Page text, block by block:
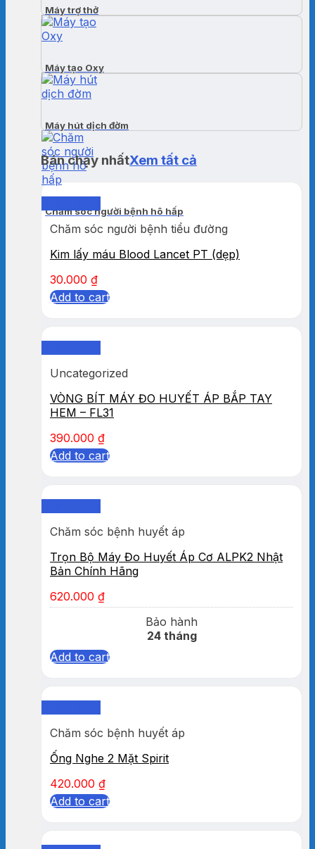
Máy trợ thở
Máy tạo Oxy
Máy hút dịch đờm
Chăm sóc người bệnh hô hấp
Bán chạy nhấtXem tất cả
Chăm sóc người bệnh tiểu đường
Kim lấy máu Blood Lancet PT (dẹp)
30.000 ₫
Add to cart
Uncategorized
VÒNG BÍT MÁY ĐO HUYẾT ÁP BẮP TAY
HEM – FL31
390.000 ₫
Add to cart
Chăm sóc bệnh huyết áp
Trọn Bộ Máy Đo Huyết Áp Cơ ALPK2 Nhật
Bản Chính Hãng
620.000 ₫
Bảo hành
24 tháng
Add to cart
Chăm sóc bệnh huyết áp
Ống Nghe 2 Mặt Spirit
420.000 ₫
Add to cart